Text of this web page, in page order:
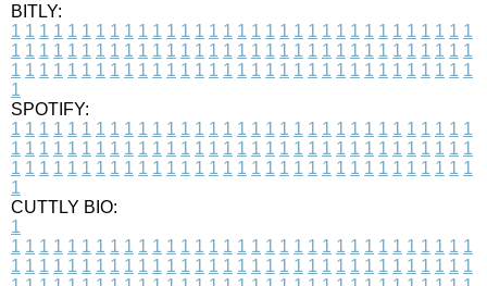
BITLY:
1 1 1 1 1 1 1 1 1 1 1 1 1 1 1 1 1 1 1 1 1 1 1 1 1 1 1 1 1 1 1 1 1
1 1 1 1 1 1 1 1 1 1 1 1 1 1 1 1 1 1 1 1 1 1 1 1 1 1 1 1 1 1 1 1 1
1 1 1 1 1 1 1 1 1 1 1 1 1 1 1 1 1 1 1 1 1 1 1 1 1 1 1 1 1 1 1 1 1
1
SPOTIFY:
1 1 1 1 1 1 1 1 1 1 1 1 1 1 1 1 1 1 1 1 1 1 1 1 1 1 1 1 1 1 1 1 1
1 1 1 1 1 1 1 1 1 1 1 1 1 1 1 1 1 1 1 1 1 1 1 1 1 1 1 1 1 1 1 1 1
1 1 1 1 1 1 1 1 1 1 1 1 1 1 1 1 1 1 1 1 1 1 1 1 1 1 1 1 1 1 1 1 1
1
CUTTLY BIO:
1
1 1 1 1 1 1 1 1 1 1 1 1 1 1 1 1 1 1 1 1 1 1 1 1 1 1 1 1 1 1 1 1 1
1 1 1 1 1 1 1 1 1 1 1 1 1 1 1 1 1 1 1 1 1 1 1 1 1 1 1 1 1 1 1 1 1